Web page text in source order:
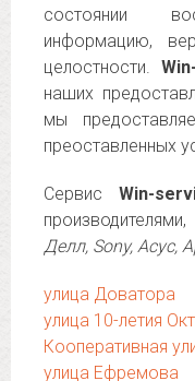
состоянии
информацию,
целостности.
наших
мы
преоставленных
Сервис Win-
Делл, Sony, Асус,
улица Доватора
улица 10-летия
Кооперативная
улица Ефремова